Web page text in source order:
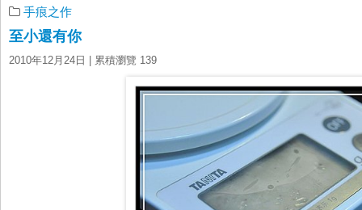
手痕之作
至小還有你
2010年12月24日 | 累積瀏覽 139